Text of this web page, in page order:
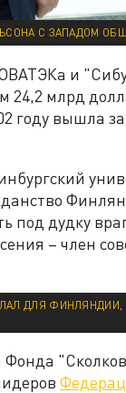
С ЗАПАДОМ
и
24,2 млрд
году вышла
под дудку
– член
ДЛЯ
Фонда